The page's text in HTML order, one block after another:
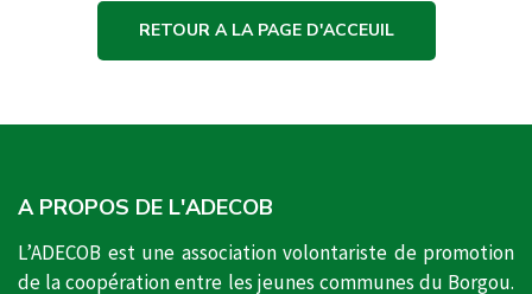
RETOUR A LA PAGE D'ACCEUIL
A PROPOS DE L'ADECOB
L’ADECOB est une association volontariste de promotion
de la coopération entre les jeunes communes du Borgou.